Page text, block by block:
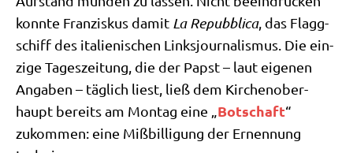
konn­te Fran­zis­kus damit La Repubbli­ca, das Flagg­
schiff des ita­lie­ni­schen Links­jour­na­lis­mus. Die ein­
zi­ge Tages­zei­tung, die der Papst – laut eige­nen
Anga­ben – täg­lich liest, ließ dem Kir­chen­ober­
haupt bereits am Mon­tag eine „Bot­schaft“
zukom­men: eine Miß­bil­li­gung der Ernen­nung